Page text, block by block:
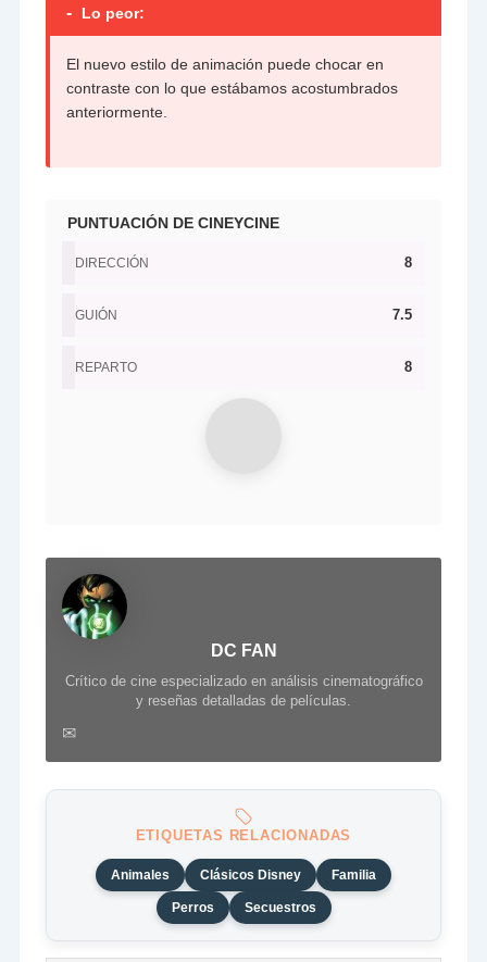
- Lo peor:
El nuevo estilo de animación puede chocar en
contraste con lo que estábamos acostumbrados
anteriormente.
PUNTUACIÓN DE CINEYCINE
DIRECCIÓN 8
GUIÓN 7.5
REPARTO 8
DC FAN
Crítico de cine especializado en análisis cinematográfico
y reseñas detalladas de películas.
✉
ETIQUETAS RELACIONADAS
Animales Clásicos Disney Familia
Perros Secuestros